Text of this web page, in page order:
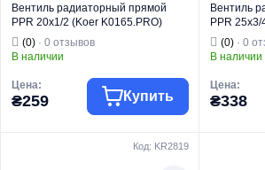
Вентиль радиаторный прямой
PPR 20x1/2 (Koer K0165.PRO)
(KP0213)
(0) · 0 отзывов
В наличии
Цена:
₴259 Купить
Вентиль
PPR 25x3/
(KP0214)
(0)· 0
В наличии
Цена:
₴338
Код: KR2819